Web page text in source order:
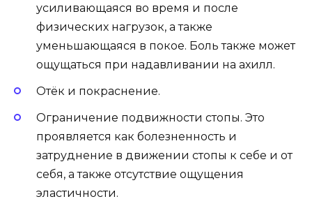
усиливающаяся во время и после
физических нагрузок, а также
уменьшающаяся в покое. Боль также может
ощущаться при надавливании на ахилл.
Отёк и покраснение.
Ограничение подвижности стопы. Это
проявляется как болезненность и
затруднение в движении стопы к себе и от
себя, а также отсутствие ощущения
эластичности.